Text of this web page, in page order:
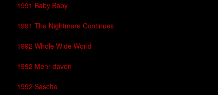
1991 Baby Baby
1991 The Nightmare Continues
1992 Whole Wide World
1992 Mehr davon
1992 Sascha